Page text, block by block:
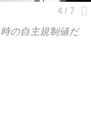
の自主規制値だ